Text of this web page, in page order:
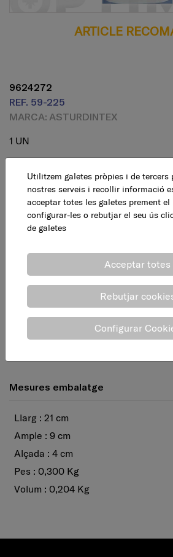
ARTICLE
9624272
REF. 59-225
MARCA: ASTURDINTEX
1 UN
blanc. Ideal per a l'evaporació i
4,95 €
IVA inclòs
Mesures embalatge
Llarg : 21 cm
Ample : 9 cm
Alçada : 4 cm
Pes : 0,300 Kg
Volum : 0,204 Kg
Utilitzem galetes pròpies i de tercers
nostres serveis i recollir informació
acceptar totes les galetes prement el
configurar-les o rebutjar el seu ús
de galetes
Acceptar totes
Rebutjar
Configurar